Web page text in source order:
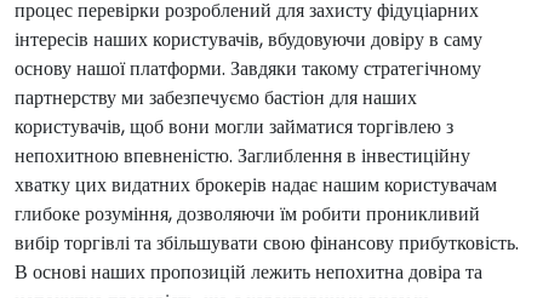
процес перевірки розроблений для захисту фідуціарних
інтересів наших користувачів, вбудовуючи довіру в саму
основу нашої платформи. Завдяки такому стратегічному
партнерству ми забезпечуємо бастіон для наших
користувачів, щоб вони могли займатися торгівлею з
непохитною впевненістю. Заглиблення в інвестиційну
хватку цих видатних брокерів надає нашим користувачам
глибоке розуміння, дозволяючи їм робити проникливий
вибір торгівлі та збільшувати свою фінансову прибутковість.
В основі наших пропозицій лежить непохитна довіра та